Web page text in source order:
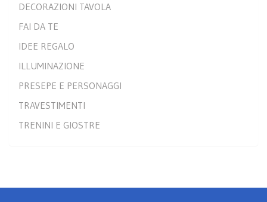
DECORAZIONI TAVOLA
FAI DA TE
IDEE REGALO
ILLUMINAZIONE
PRESEPE E PERSONAGGI
TRAVESTIMENTI
TRENINI E GIOSTRE